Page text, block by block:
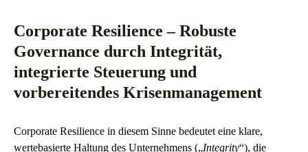
Corporate Resilience – Robuste
Governance durch Integrität,
integrierte Steuerung und
vorbereitendes Krisenmanagement
Corporate Resilience in diesem Sinne bedeutet eine klare,
wertebasierte Haltung des Unternehmens („Integrity“), die